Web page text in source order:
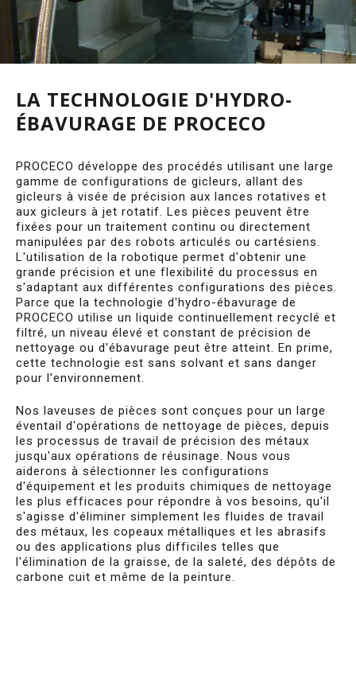
LA TECHNOLOGIE D'HYDRO-
ÉBAVURAGE DE PROCECO
PROCECO développe des procédés utilisant une large
gamme de configurations de gicleurs, allant des
gicleurs à visée de précision aux lances rotatives et
aux gicleurs à jet rotatif. Les pièces peuvent être
fixées pour un traitement continu ou directement
manipulées par des robots articulés ou cartésiens.
L'utilisation de la robotique permet d'obtenir une
grande précision et une flexibilité du processus en
s'adaptant aux différentes configurations des pièces.
Parce que la technologie d'hydro-ébavurage de
PROCECO utilise un liquide continuellement recyclé et
filtré, un niveau élevé et constant de précision de
nettoyage ou d'ébavurage peut être atteint. En prime,
cette technologie est sans solvant et sans danger
pour l'environnement.
Nos laveuses de pièces sont conçues pour un large
éventail d'opérations de nettoyage de pièces, depuis
les processus de travail de précision des métaux
jusqu'aux opérations de réusinage. Nous vous
aiderons à sélectionner les configurations
d'équipement et les produits chimiques de nettoyage
les plus efficaces pour répondre à vos besoins, qu'il
s'agisse d'éliminer simplement les fluides de travail
des métaux, les copeaux métalliques et les abrasifs
ou des applications plus difficiles telles que
l'élimination de la graisse, de la saleté, des dépôts de
carbone cuit et même de la peinture.